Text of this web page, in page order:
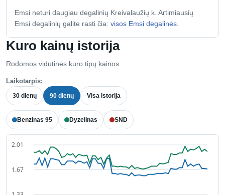
Kuro kainų istorija
Rodomos vidutinės kuro tipų kainos.
Laikotarpis:
30 dienų 90 dienų Visa istorija
Benzinas 95 Dyzelinas SND
Emsi neturi daugiau degalinių Kreivalaužių k. Artimiausių
Emsi degalinių galite rasti čia: visos Emsi degalinės